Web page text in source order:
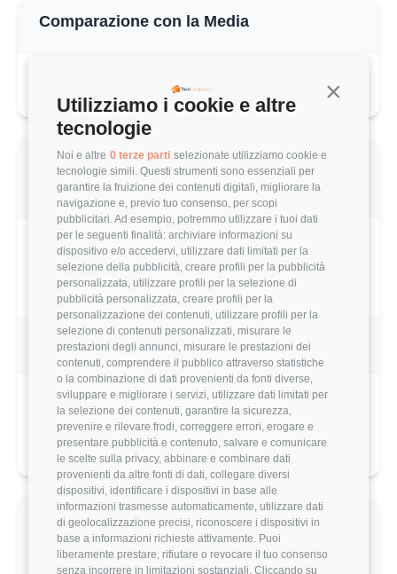
Continua
Utilizziamo i cookie e altre
tecnologie
Noi e altre 0 terze parti selezionate utilizziamo cookie e
tecnologie simili. Questi strumenti sono essenziali per
garantire la fruizione dei contenuti digitali, migliorare la
navigazione e, previo tuo consenso, per scopi
pubblicitari. Ad esempio, potremmo utilizzare i tuoi dati
per le seguenti finalità: archiviare informazioni su
dispositivo e/o accedervi, utilizzare dati limitati per la
selezione della pubblicità, creare profili per la pubblicità
personalizzata, utilizzare profili per la selezione di
pubblicità personalizzata, creare profili per la
personalizzazione dei contenuti, utilizzare profili per la
selezione di contenuti personalizzati, misurare le
prestazioni degli annunci, misurare le prestazioni dei
contenuti, comprendere il pubblico attraverso statistiche
o la combinazione di dati provenienti da fonti diverse,
sviluppare e migliorare i servizi, utilizzare dati limitati per
la selezione dei contenuti, garantire la sicurezza,
prevenire e rilevare frodi, correggere errori, erogare e
presentare pubblicità e contenuto, salvare e comunicare
le scelte sulla privacy, abbinare e combinare dati
provenienti da altre fonti di dati, collegare diversi
dispositivi, identificare i dispositivi in base alle
informazioni trasmesse automaticamente, utilizzare dati
di geolocalizzazione precisi, riconoscere i dispositivi in
base a informazioni richieste attivamente. Puoi
liberamente prestare, rifiutare o revocare il tuo consenso
senza incorrere in limitazioni sostanziali. Cliccando su
Comparazione con la Media
Valutazione complessiva Red Hat di
questo utente
4.3/5 Basato su 4 parametri di valutazione
Benefits & Compensi
Buoni Pasto 7€/giorno
Stock Options
Valutazione dettagliata Red Hat di questo
utente